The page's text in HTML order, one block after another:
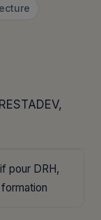
pour DRH,